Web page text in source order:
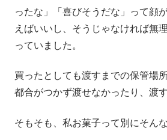
ったな」「喜びそうだな」って顔
えばいいし、そうじゃなければ無
っていました。
買ったとしても渡すまでの保管場
都合がつかず渡せなかったり、渡
そもそも、私お菓子って別にそん